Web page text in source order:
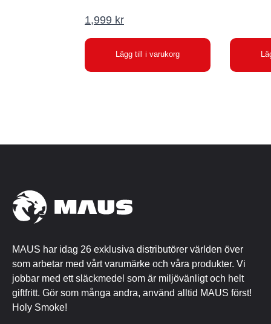
Det
priset
1,999 kr
Det
nuvarande
priset
Lägg till i varukorg
MAUS har idag 26 exklusiva distributörer världen över
som arbetar med vårt varumärke och våra produkter. Vi
jobbar med ett släckmedel som är miljövänligt och helt
giftfritt. Gör som många andra, använd alltid MAUS först!
Holy Smoke!